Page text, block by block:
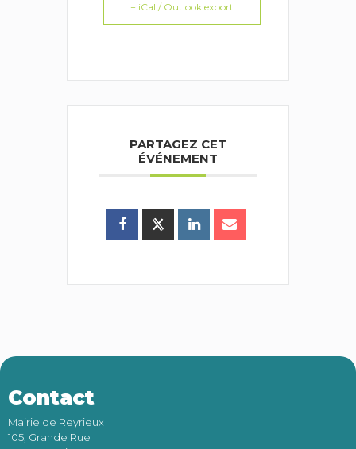
+ iCal / Outlook export
PARTAGEZ CET
ÉVÉNEMENT
Contact
Mairie de Reyrieux
105, Grande Rue